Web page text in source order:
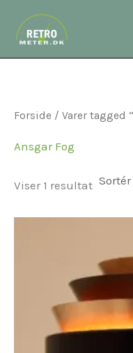
indholdet
e
a
Forside / Varer tagged
Ansgar Fog
Viser 1 resultat